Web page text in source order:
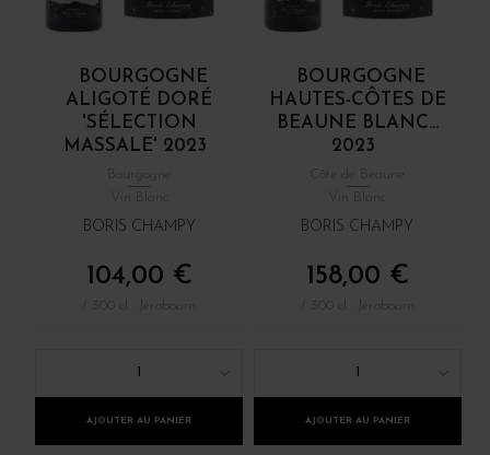
BOURGOGNE
ALIGOTÉ DORÉ
'SÉLECTION
MASSALE' 2023
BORIS CHAMPY
104,00 €
/ 300 cl : Jéroboam
1
AJOUTER AU PANIER
BOURGOGNE
HAUTES-CÔTES DE
BEAUNE BLANC...
2023
BORIS CHAMPY
158,00 €
/ 300 cl : Jéroboam
1
AJOUTER AU PANIER